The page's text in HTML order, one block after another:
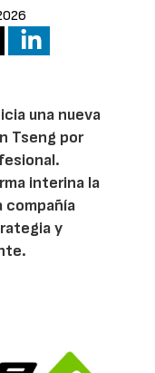
una nueva
Tseng por
interina la
compañía
y